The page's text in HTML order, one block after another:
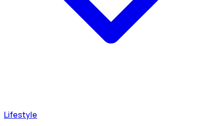
Lifestyle